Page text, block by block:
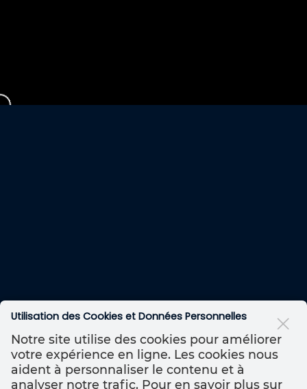
Utilisation des Cookies et Données Personnelles
Notre site utilise des cookies pour améliorer
votre expérience en ligne. Les cookies nous
aident à personnaliser le contenu et à
analyser notre trafic. Pour en savoir plus sur